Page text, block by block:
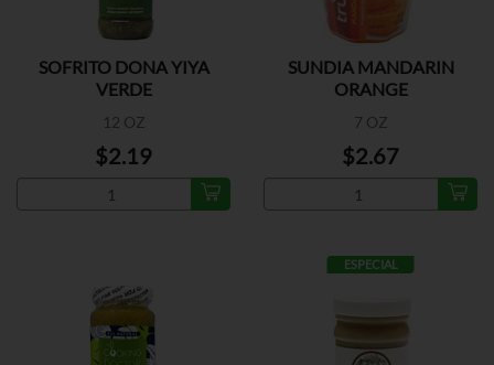
SOFRITO DONA YIYA
VERDE
12 OZ
$2.19
SUNDIA MANDARIN
ORANGE
7 OZ
$2.67
ESPECIAL